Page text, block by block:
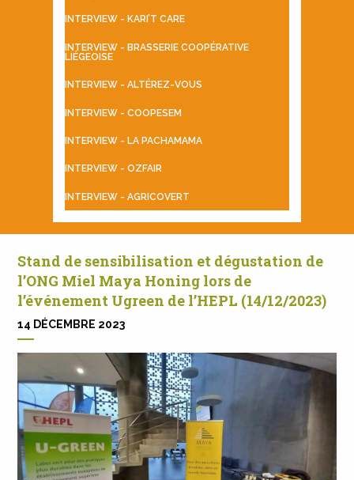
INTERVIEW - KARI’T CARE
INTERVIEW - BRASSERIE COOPÉRATIVE
LIÉGEOISE
INTERVIEW - ALTÉREZ-VOUS
INTERVIEW - COOPESEM
INTERVIEW - LA PACHAMAMA
INTERVIEW - OZFAIR
INTERVIEW - AGRICOVERT
Stand de sensibilisation et dégustation de
l’ONG Miel Maya Honing lors de
l’événement Ugreen de l’HEPL (14/12/2023)
14 DÉCEMBRE 2023